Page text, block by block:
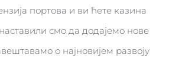
портова и ви ћете казина
смо да додајемо нове
о најновијем развоју